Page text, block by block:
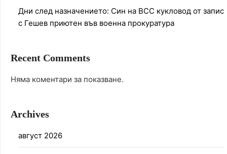
Дни след назначението: Син на ВСС кукловод от запис
с Гешев приютен във военна прокуратура
Recent Comments
Няма коментари за показване.
Archives
август 2026